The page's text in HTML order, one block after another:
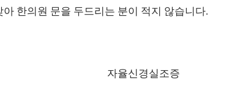
아 한의원 문을 두드리는 분이 적지 않습니다.